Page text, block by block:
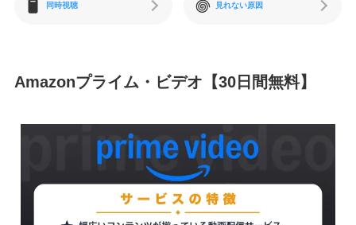
同時視聴 見れない原因
Amazonプライム・ビデオ【30日間無料】